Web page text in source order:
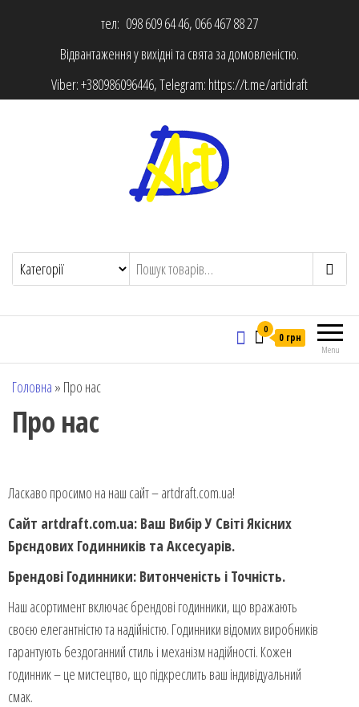
тел: 098 609 64 46, 066 467 88 27
Відвантаження у вихідні та свята за домовленістю.
Viber:+380986096446, Telegram: https://t.me/artidraft
Menu
0
0 грн
Головна » Про нас
Про нас
Ласкаво просимо на наш сайт – artdraft.com.ua!
Сайт artdraft.com.ua: Ваш Вибір У Світі Якісних
Брєндових Годинників та Аксесуарів.
Брендові Годинники: Витонченість і Точність.
Наш асортимент включає брендові годинники, що вражають
своєю елегантністю та надійністю. Годинники відомих виробників
гарантують бездоганний стиль і механізм надійності. Кожен
годинник – це мистецтво, що підкреслить ваш індивідуальний
смак.